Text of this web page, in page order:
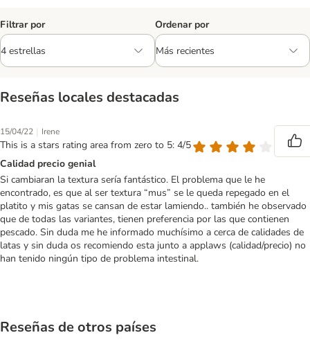
Filtrar por Ordenar por
Reseñas locales destacadas
15/04/22 | Irene
This is a stars rating area from zero to 5: 4/5
Calidad precio genial
Si cambiaran la textura sería fantástico. El problema que le he
encontrado, es que al ser textura “mus” se le queda repegado en el
platito y mis gatas se cansan de estar lamiendo.. también he observado
que de todas las variantes, tienen preferencia por las que contienen
pescado. Sin duda me he informado muchísimo a cerca de calidades de
latas y sin duda os recomiendo esta junto a applaws (calidad/precio) no
han tenido ningún tipo de problema intestinal.
Reseñas de otros países